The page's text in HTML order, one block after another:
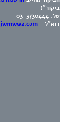
ביקור")
טל. 03-3730444
דוא"ל -